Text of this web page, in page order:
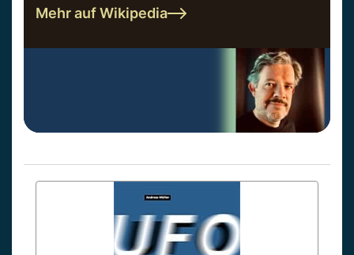
Mehr auf Wikipedia